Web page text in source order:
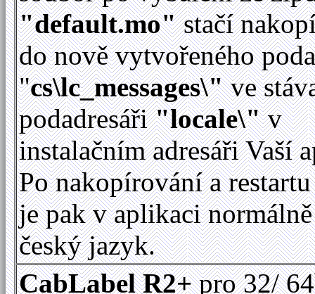
"default.mo"stačí
do nově vytvořeného
"cs\lc_messages\"ve
podadresáři"locale\"v
instalačním adresáři Vaší
Po nakopírování a
je pak v aplikaci
český jazyk.
CabLabel R2+pro 32/